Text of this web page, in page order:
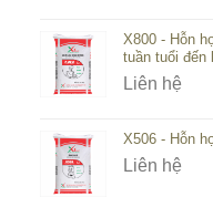
X800 - Hỗn
tuần tuổi đến
Liên hệ
X506 - Hỗn
Liên hệ